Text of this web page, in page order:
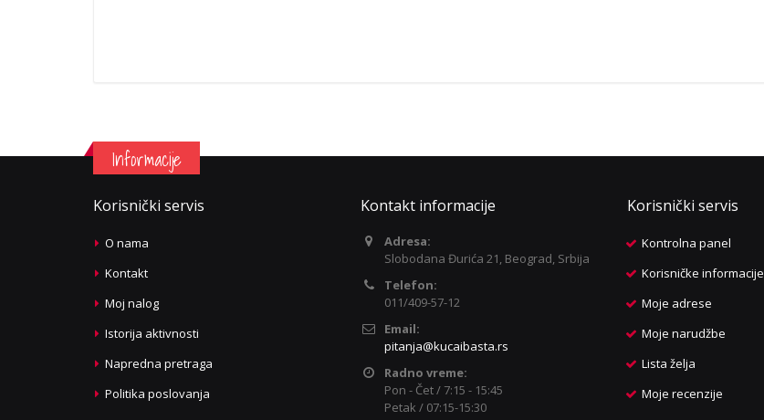
Informacije
Korisnički servis
O nama
Kontakt
Moj nalog
Istorija aktivnosti
Napredna pretraga
Politika poslovanja
Kontakt informacije
Adresa:
Slobodana Đurića 21, Beograd, Srbija
Telefon:
011/409-57-12
Email:
pitanja@kucaibasta.rs
Radno vreme:
Pon - Čet / 7:15 - 15:45
Petak / 07:15-15:30
Korisnički servis
Kontrolna panel
Korisničke informacije
Moje adrese
Moje narudžbe
Lista želja
Moje recenzije